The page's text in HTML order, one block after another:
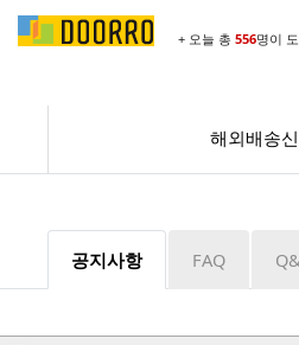
+ 오늘 총 556명이
해외배송
공지사항 FAQ